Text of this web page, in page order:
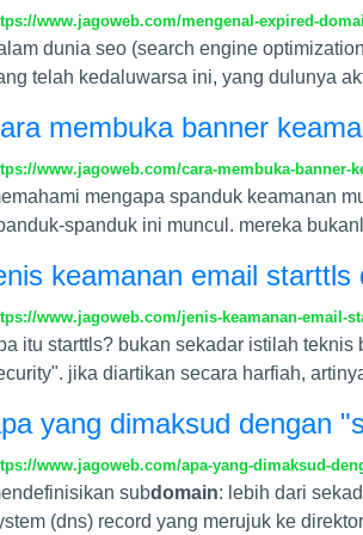
www.jagoweb.com/mengenal-expired-
dunia seo (search engine
telah kedaluwarsa ini, yang dulunya
membuka banner
www.jagoweb.com/cara-membuka-banner-
mengapa spanduk keamanan
spanduk ini muncul. mereka
keamanan email
www.jagoweb.com/jenis-keamanan-email-
itu starttls? bukan sekadar istilah
jika diartikan secara harfiah,
yang dimaksud dengan
www.jagoweb.com/apa-yang-dimaksud-
subdomain: lebih dari
(dns) record yang merujuk ke